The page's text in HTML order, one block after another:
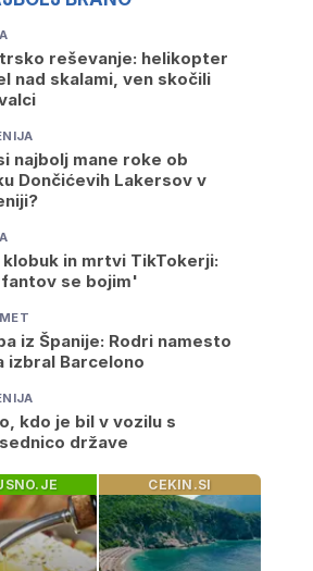
reševanje: helikopter
nad skalami, ven skočili
najbolj mane roke ob
Dončićevih Lakersov v
klobuk in mrtvi TikTokerji:
se bojim'
iz Španije: Rodri namesto
izbral Barcelono
kdo je bil v vozilu s
države
CEKIN.SI